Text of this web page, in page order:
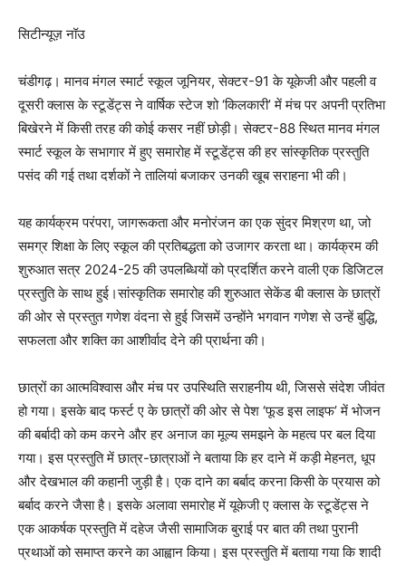
सिटीन्यूज़ नॉउ
चंडीगढ़। मानव मंगल स्मार्ट स्कूल जूनियर, सेक्टर-91 के यूकेजी और पहली व
दूसरी क्लास के स्टूडेंट्स ने वार्षिक स्टेज शो ‘किलकारी’ में मंच पर अपनी प्रतिभा
बिखेरने में किसी तरह की कोई कसर नहीं छोड़ी। सेक्टर-88 स्थित मानव मंगल
स्मार्ट स्कूल के सभागार में हुए समारोह में स्टूडेंट्स की हर सांस्कृतिक प्रस्तुति
पसंद की गई तथा दर्शकों ने तालियां बजाकर उनकी खूब सराहना भी की।
यह कार्यक्रम परंपरा, जागरूकता और मनोरंजन का एक सुंदर मिश्रण था, जो
समग्र शिक्षा के लिए स्कूल की प्रतिबद्धता को उजागर करता था। कार्यक्रम की
शुरुआत सत्र 2024-25 की उपलब्धियों को प्रदर्शित करने वाली एक डिजिटल
प्रस्तुति के साथ हुई।सांस्कृतिक समारोह की शुरुआत सेकेंड बी क्लास के छात्रों
की ओर से प्रस्तुत गणेश वंदना से हुई जिसमें उन्होंने भगवान गणेश से उन्हें बुद्धि,
सफलता और शक्ति का आशीर्वाद देने की प्रार्थना की।
छात्रों का आत्मविश्वास और मंच पर उपस्थिति सराहनीय थी, जिससे संदेश जीवंत
हो गया। इसके बाद फर्स्ट ए के छात्रों की ओर से पेश ‘फूड इस लाइफ’ में भोजन
की बर्बादी को कम करने और हर अनाज का मूल्य समझने के महत्व पर बल दिया
गया। इस प्रस्तुति में छात्र-छात्राओं ने बताया कि हर दाने में कड़ी मेहनत, धूप
और देखभाल की कहानी जुड़ी है। एक दाने का ​​बर्बाद करना किसी के प्रयास को
बर्बाद करने जैसा है। इसके अलावा समारोह में यूकेजी ए क्लास के स्टूडेंट्स ने
एक आकर्षक प्रस्तुति में दहेज जैसी सामाजिक बुराई पर बात की तथा पुरानी
प्रथाओं को समाप्त करने का आह्वान किया। इस प्रस्तुति में बताया गया कि शादी